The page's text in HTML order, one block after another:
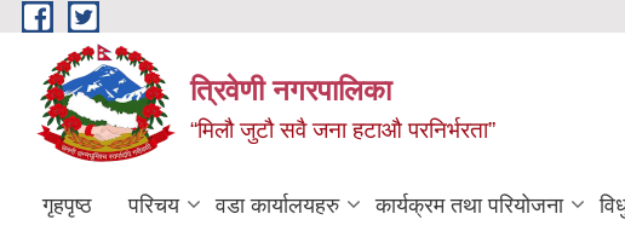
Skip to main content
त्रिवेणी नगरपालिका
“मिलौ जुटौ सवै जना हटाऔ परनिर्भरता”
गृहपृष्ठ परिचय वडा कार्यालयहरु कार्यक्रम तथा परियोजना